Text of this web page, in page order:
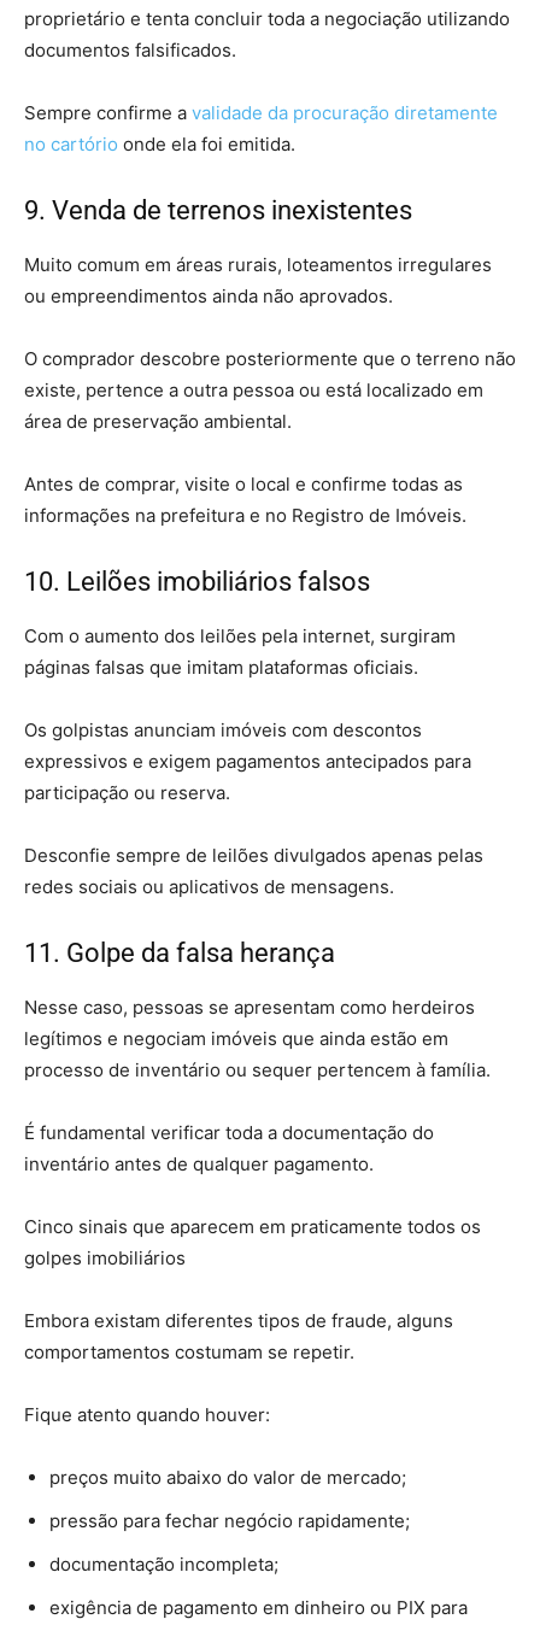
proprietário e tenta concluir toda a negociação utilizando
documentos falsificados.
Sempre confirme a validade da procuração diretamente
no cartório onde ela foi emitida.
9. Venda de terrenos inexistentes
Muito comum em áreas rurais, loteamentos irregulares
ou empreendimentos ainda não aprovados.
O comprador descobre posteriormente que o terreno não
existe, pertence a outra pessoa ou está localizado em
área de preservação ambiental.
Antes de comprar, visite o local e confirme todas as
informações na prefeitura e no Registro de Imóveis.
10. Leilões imobiliários falsos
Com o aumento dos leilões pela internet, surgiram
páginas falsas que imitam plataformas oficiais.
Os golpistas anunciam imóveis com descontos
expressivos e exigem pagamentos antecipados para
participação ou reserva.
Desconfie sempre de leilões divulgados apenas pelas
redes sociais ou aplicativos de mensagens.
11. Golpe da falsa herança
Nesse caso, pessoas se apresentam como herdeiros
legítimos e negociam imóveis que ainda estão em
processo de inventário ou sequer pertencem à família.
É fundamental verificar toda a documentação do
inventário antes de qualquer pagamento.
Cinco sinais que aparecem em praticamente todos os
golpes imobiliários
Embora existam diferentes tipos de fraude, alguns
comportamentos costumam se repetir.
Fique atento quando houver:
preços muito abaixo do valor de mercado;
pressão para fechar negócio rapidamente;
documentação incompleta;
exigência de pagamento em dinheiro ou PIX para